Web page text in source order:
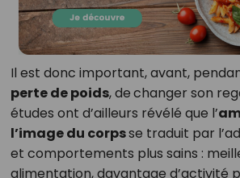
Il est donc important, avant,
perte de poids, dechanger son
études ont d’ailleurs révélé que l’
l’image du corpsse traduit par
et comportements plus sains :
alimentation, davantage d’activité